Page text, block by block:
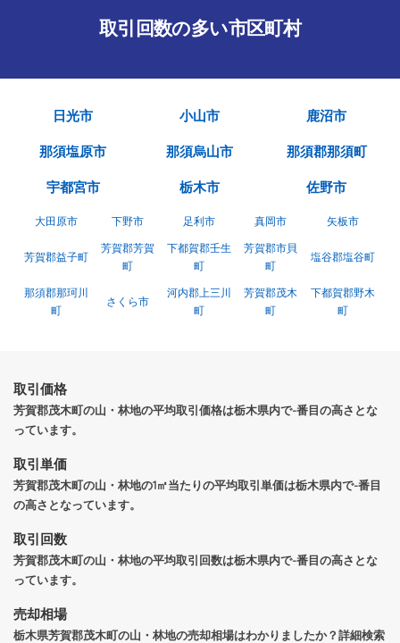
取引回数の多い市区町村
日光市 小山市 鹿沼市
那須塩原市 那須烏山市 那須郡那須町
宇都宮市 栃木市 佐野市
大田原市 下野市 足利市 真岡市 矢板市
芳賀郡益子町
芳賀郡芳賀
町
下都賀郡壬生
町
芳賀郡市貝
町
塩谷郡塩谷町
那須郡那珂川
町
さくら市
河内郡上三川
町
芳賀郡茂木
町
下都賀郡野木
町
取引価格
芳賀郡茂木町の山・林地の平均取引価格は栃木県内で-番目の高さとな
っています。
取引単価
芳賀郡茂木町の山・林地の1㎡当たりの平均取引単価は栃木県内で-番目
の高さとなっています。
取引回数
芳賀郡茂木町の山・林地の平均取引回数は栃木県内で-番目の高さとな
っています。
売却相場
栃木県芳賀郡茂木町の山・林地の売却相場はわかりましたか？詳細検索